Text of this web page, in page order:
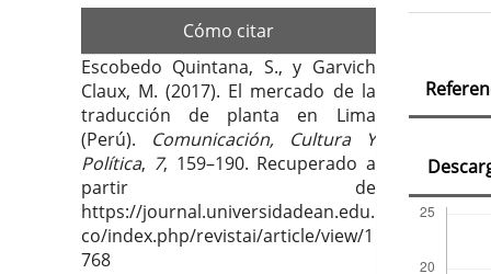
Cómo citar
Escobedo Quintana, S., y Garvich
Claux, M. (2017). El mercado de la
traducción de planta en Lima
(Perú). Comunicación, Cultura Y
Política, 7, 159–190. Recuperado a
partir de
https://journal.universidadean.edu.
co/index.php/revistai/article/view/1
768
del